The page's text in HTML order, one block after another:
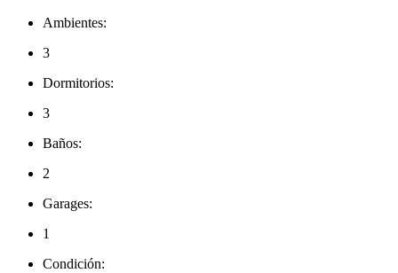
Ambientes:
3
Dormitorios:
3
Baños:
2
Garages:
1
Condición: